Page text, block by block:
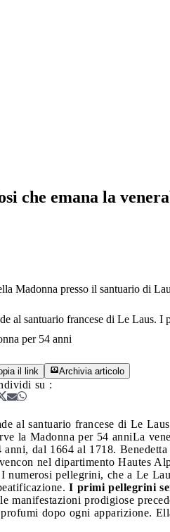
che emana la
Madonna presso il santuario di
al santuario francese di Le Laus. I
per 54 anni
il link Archivia articolo
su :
al santuario francese di Le
la Madonna per 54 anniLa
anni, dal 1664 al 1718.
nel dipartimento Hautes
numerosi pellegrini, che a Le
I primi pellegrini
manifestazioni prodigiose
dopo ogni apparizione.